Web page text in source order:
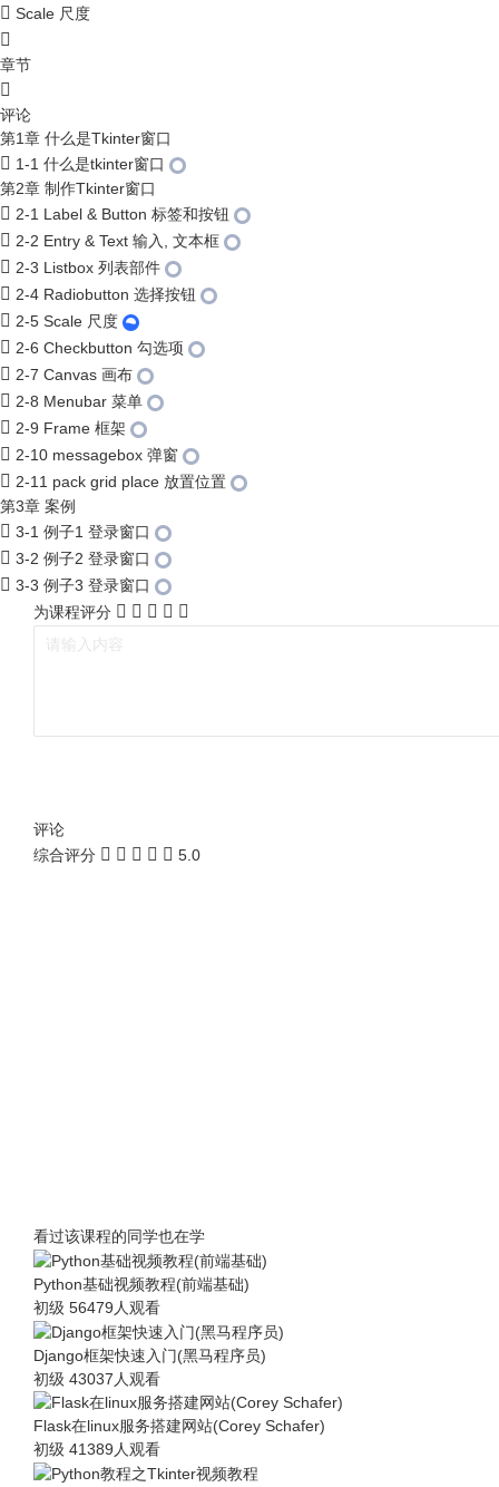
Scale 尺度
章节
评论
第1章 什么是Tkinter窗口
1-1 什么是tkinter窗口
第2章 制作Tkinter窗口
2-1 Label & Button 标签和按钮
2-2 Entry & Text 输入, 文本框
2-3 Listbox 列表部件
2-4 Radiobutton 选择按钮
2-5 Scale 尺度
2-6 Checkbutton 勾选项
2-7 Canvas 画布
2-8 Menubar 菜单
2-9 Frame 框架
2-10 messagebox 弹窗
2-11 pack grid place 放置位置
第3章 案例
3-1 例子1 登录窗口
3-2 例子2 登录窗口
3-3 例子3 登录窗口
为课程评分
评论
综合评分
5.0
看过该课程的同学也在学
Python基础视频教程(前端基础)
初级 56479人观看
Django框架快速入门(黑马程序员)
初级 43037人观看
Flask在linux服务搭建网站(Corey Schafer)
初级 41389人观看